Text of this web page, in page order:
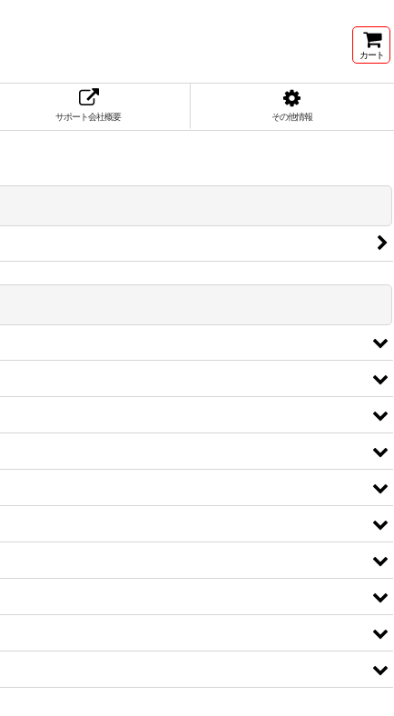
カート
サポート会社概要 その他情報